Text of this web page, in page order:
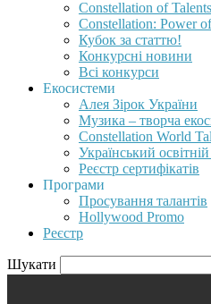
Constellation of Talents
Constellation: Power
Кубок за статтю!
Конкурсні новини
Всі конкурси
Екосистеми
Алея Зірок України
Музика – творча
Constellation World
Український
Реєстр сертифікатів
Програми
Просування талантів
Hollywood Promo
Реєстр
Шукати